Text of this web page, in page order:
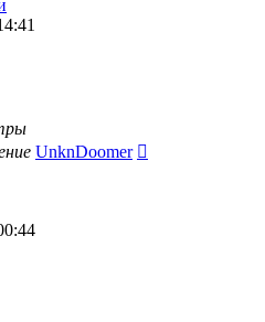
UnknDoomer